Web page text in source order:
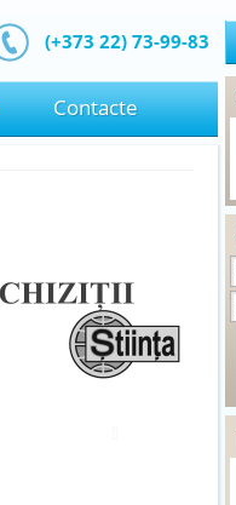
(+373 22) 73-99-83
Contacte